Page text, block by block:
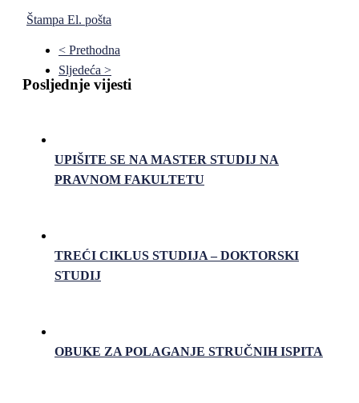
Štampa El. pošta
< Prethodna
Sljedeća >
Posljednje vijesti
UPIŠITE SE NA MASTER STUDIJ NA
PRAVNOM FAKULTETU
TREĆI CIKLUS STUDIJA – DOKTORSKI
STUDIJ
OBUKE ZA POLAGANJE STRUČNIH ISPITA